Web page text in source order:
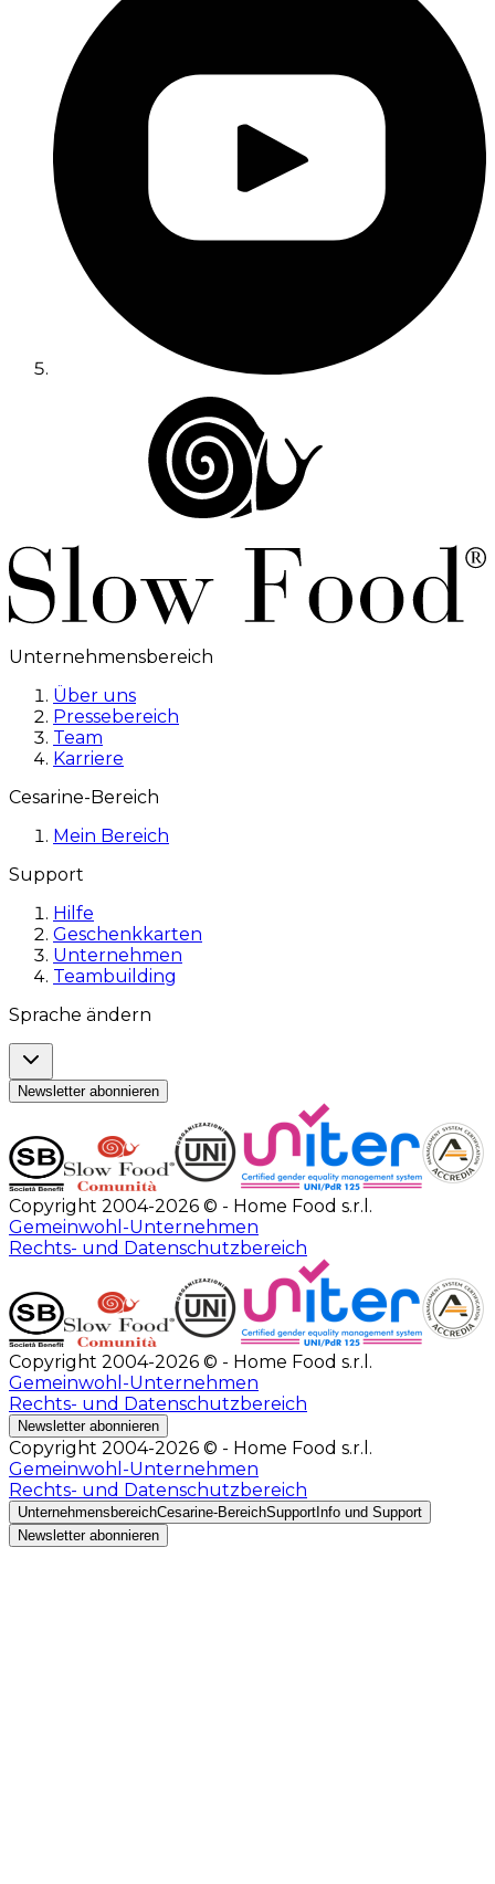
Unternehmensbereich
Über uns
Pressebereich
Team
Karriere
Cesarine-Bereich
Mein Bereich
Support
Hilfe
Geschenkkarten
Unternehmen
Teambuilding
Sprache ändern
Newsletter abonnieren
Copyright 2004-2026 © - Home Food s.r.l.
Gemeinwohl-Unternehmen
Rechts- und Datenschutzbereich
Copyright 2004-2026 © - Home Food s.r.l.
Gemeinwohl-Unternehmen
Rechts- und Datenschutzbereich
Newsletter abonnieren
Copyright 2004-2026 © - Home Food s.r.l.
Gemeinwohl-Unternehmen
Rechts- und Datenschutzbereich
UnternehmensbereichCesarine-BereichSupport Info und Support
Newsletter abonnieren